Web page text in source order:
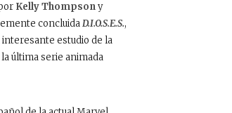
Kelly Thompsony
concluidaD.I.O.S.E.S.,
interesante estudio de la
última serie animada